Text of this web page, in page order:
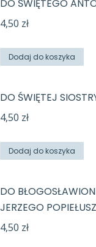
DO ŚWIĘTEGO
4,50 zł
Dodaj do koszyka
DO ŚWIĘTEJ
4,50 zł
Dodaj do koszyka
DO
JERZEGO
4,50 zł